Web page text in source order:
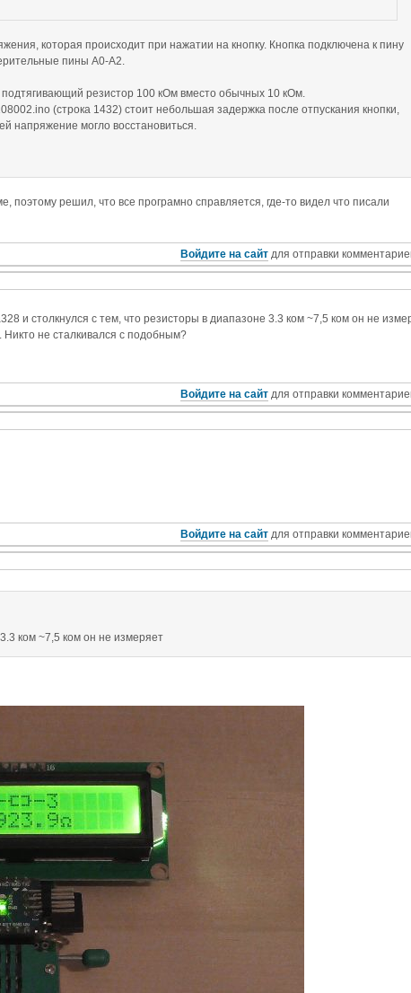
которая происходит при нажатии на кнопку. Кнопка подключена к пину
пины A0-A2.
резистор 100 кОм вместо обычных 10 кОм.
(строка 1432) стоит небольшая задержка после отпускания кнопки,
напряжение могло восстановиться.
поэтому решил, что все програмно справляется, где-то видел что писали
Войдите на сайт для отправки
и столкнулся с тем, что резисторы в диапазоне 3.3 ком ~7,5 ком он не
не сталкивался с подобным?
Войдите на сайт для отправки
Войдите на сайт для отправки
ком ~7,5 ком он не измеряет